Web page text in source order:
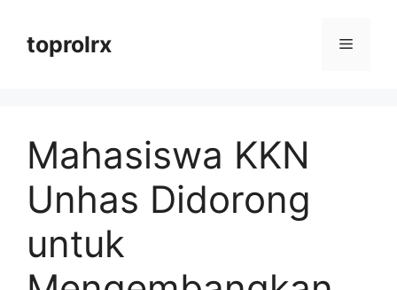
toprolrx Menu
Mahasiswa KKN
Unhas Didorong
untuk